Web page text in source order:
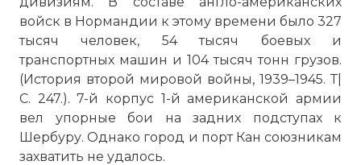
войск в Нормандии к этому времени было 327
тысяч человек, 54 тысяч боевых и
транспортных машин и 104 тысяч тонн грузов.
(История второй мировой войны, 1939–1945. Т|
С. 247.). 7-й корпус 1-й американской армии
вел упорные бои на задних подступах к
Шербуру. Однако город и порт Кан союзникам
захватить не удалось.